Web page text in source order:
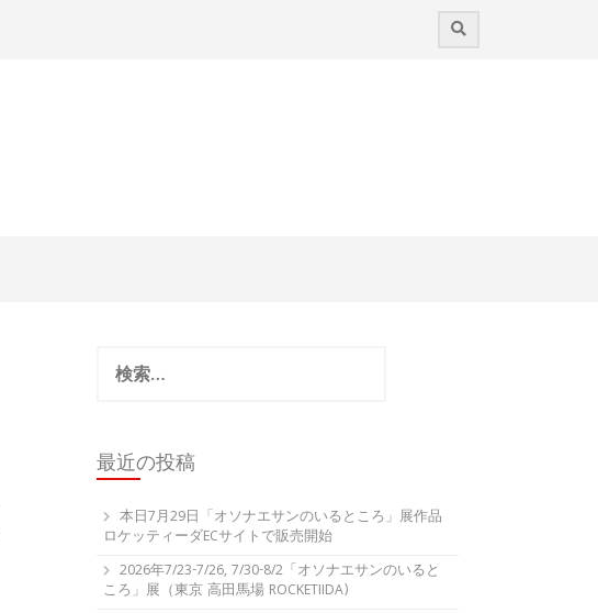
最近の投稿
本日7月29日「オソナエサンのいるところ」展作品
ロケッティーダECサイトで販売開始
2026年7/23-7/26, 7/30-8/2「オソナエサンのいると
ころ」展（東京 高田馬場 ROCKETIIDA)